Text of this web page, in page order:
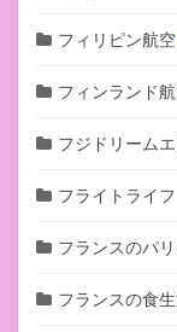
フィリピン航空
フィンランド
フジドリーム
フライトライフ
フランスのパ
フランスの食